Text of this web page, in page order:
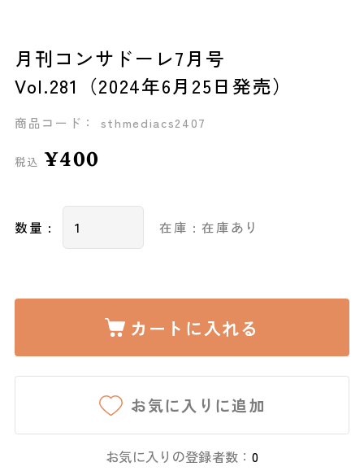
月刊コンサドーレ7月号
Vol.281（2024年6月25日発売）
商品コード： sthmediacs2407
税込 ¥400
数量 : 在庫 : 在庫あり
カートに入れる
お気に入りに追加
お気に入りの登録者数： 0